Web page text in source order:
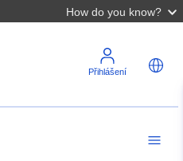
How do you know?
Přihlášení